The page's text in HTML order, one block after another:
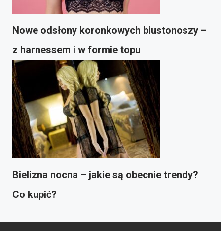
Nowe odsłony koronkowych biustonoszy –
z harnessem i w formie topu
Bielizna nocna – jakie są obecnie trendy?
Co kupić?